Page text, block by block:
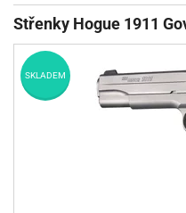
OPTIKA
STŘELIVO
PŘÍSLUŠENSTVÍ
Střenky Hogue 1911
SKLADEM